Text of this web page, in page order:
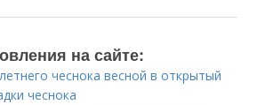
на сайте:
чеснока весной в открытый
чеснока